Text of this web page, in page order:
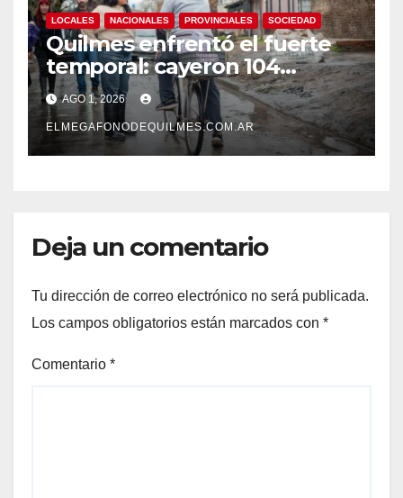
LOCALES NACIONALES PROVINCIALES SOCIEDAD
Quilmes enfrentó el fuerte
temporal: cayeron 104
milímetros de lluvia en 24
horas.
AGO 1, 2026
ELMEGAFONODEQUILMES.COM.AR
Deja un comentario
Tu dirección de correo electrónico no será publicada.
Los campos obligatorios están marcados con *
Comentario *